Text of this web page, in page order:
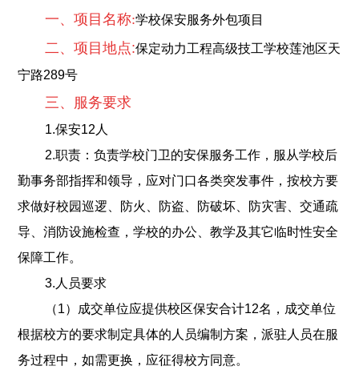
一、项目名称:学校保安服务外包项目
二、项目地点:保定动力工程高级技工学校莲池区天
宁路289号
三、服务要求
1.保安12人
2.职责：负责学校门卫的安保服务工作，服从学校后
勤事务部指挥和领导，应对门口各类突发事件，按校方要
求做好校园巡逻、防火、防盗、防破坏、防灾害、交通疏
导、消防设施检查，学校的办公、教学及其它临时性安全
保障工作。
3.人员要求
（1）成交单位应提供校区保安合计12名，成交单位
根据校方的要求制定具体的人员编制方案，派驻人员在服
务过程中，如需更换，应征得校方同意。